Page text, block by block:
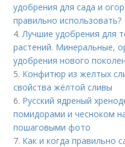
удобрения для сада и
правильно использовать?
4.Лучшие удобрения для
растений. Минеральные,
удобрения нового
5. Конфитюр из желтых
свойства жёлтой сливы
6. Русский ядреный
помидорами и чесноком
пошаговыми фото
7. Как и когда правильно